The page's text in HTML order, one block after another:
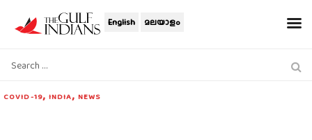
English മലയാളം
COVID-19,INDIA, NEWS